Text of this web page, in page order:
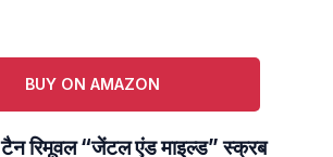
BUY ON AMAZON
टैन रिमूवल “जेंटल एंड माइल्ड” स्क्रब